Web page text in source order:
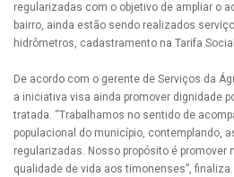
regularizadas com o objetivo de ampliar o
bairro, ainda estão sendo realizados
hidrômetros, cadastramento na Tarifa
De acordo com o gerente de Serviços da
a iniciativa visa ainda promover dignidade
tratada. “Trabalhamos no sentido de
populacional do município, contemplando,
regularizadas. Nosso propósito é promover
qualidade de vida aos timonenses”, finaliza.